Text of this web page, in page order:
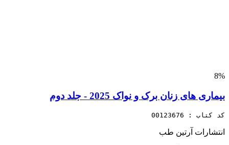
8%
بیماری های زنان برک و نواک 2025 - جلد دوم
کد کتاب : 00123676
انتشارات آرتین طب